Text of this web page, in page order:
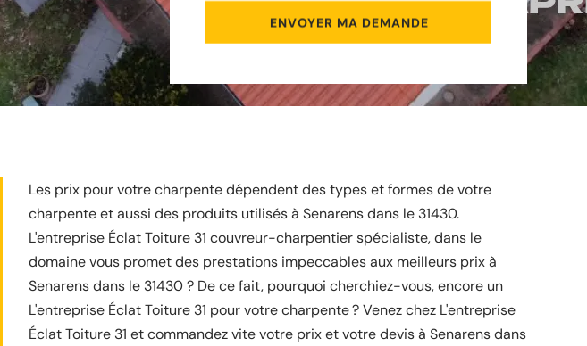
Les prix pour votre charpente dépendent des types et formes de votre
charpente et aussi des produits utilisés à Senarens dans le 31430.
L'entreprise Éclat Toiture 31 couvreur-charpentier spécialiste, dans le
domaine vous promet des prestations impeccables aux meilleurs prix à
Senarens dans le 31430 ? De ce fait, pourquoi cherchiez-vous, encore un
L'entreprise Éclat Toiture 31 pour votre charpente ? Venez chez L'entreprise
Éclat Toiture 31 et commandez vite votre prix et votre devis à Senarens dans